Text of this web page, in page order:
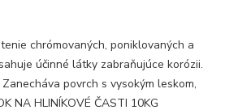
chrómovaných, poniklovaných a
účinné látky zabraňujúce korózii.
povrch s vysokým leskom,
NA HLINÍKOVÉ ČASTI 10KG